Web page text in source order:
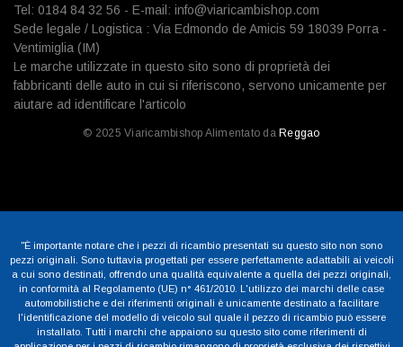
Tel: 0184 84 32 56 - E-mail: info@viaricambishop.com
Sede legale / Logistica : Via Edmondo de Amicis 59 18039 Porra -
Ventimiglia (IM)
Le marche utilizzate in questo sito sono di proprietà dei
fabbricanti delle auto in cui si riferiscono, servono unicamente per
aiutare ad identificare l'articolo
© 2025 Viaricambishop Alimentato da Reggao
"È importante notare che i pezzi di ricambio presentati su questo sito non sono
pezzi originali. Sono tuttavia progettati per essere perfettamente adattabili ai veicoli
a cui sono destinati, offrendo una qualità equivalente a quella dei pezzi originali,
in conformità al Regolamento (UE) n° 461/2010. L'utilizzo dei marchi delle case
automobilistiche e dei riferimenti originali è unicamente destinato a facilitare
l'identificazione del modello di veicolo sul quale il pezzo di ricambio può essere
installato. Tutti i marchi che appaiono su questo sito come riferimenti di